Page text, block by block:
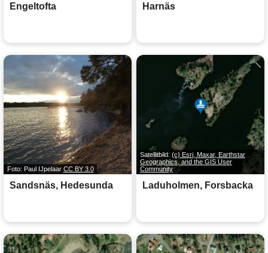
Engeltofta Harnäs
Foto: Paul IJpelaar CC BY 3.0
Sandsnäs, Hedesunda
Satellitbild: (c) Esri, Maxar, Earthstar
Geographics, and the GIS User
Community
Laduholmen, Forsbacka